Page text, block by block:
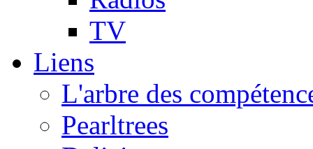
TV
Liens
L'arbre des
Pearltrees